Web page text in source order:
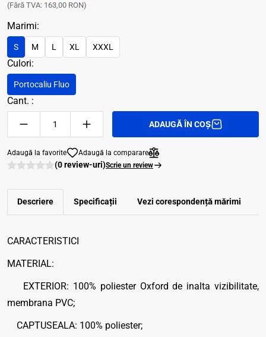
(Fără TVA: 163,00 RON)
Marimi:
S M L XL XXXL
Culori:
Portocaliu Fluo
Cant. :
ADAUGĂ ÎN COȘ
Adaugă la favorite Adaugă la comparare
(0 review-uri)Scrie un review
Descriere Specificații Vezi corespondenţă mărimi
CARACTERISTICI
MATERIAL:
EXTERIOR: 100% poliester Oxford de inalta vizibilitate,
membrana PVC;
CAPTUSEALA: 100% poliester;